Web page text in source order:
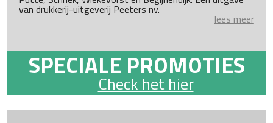
van drukkerij-uitgeverij Peeters nv.
lees meer
SPECIALE PROMOTIES
Check het hier